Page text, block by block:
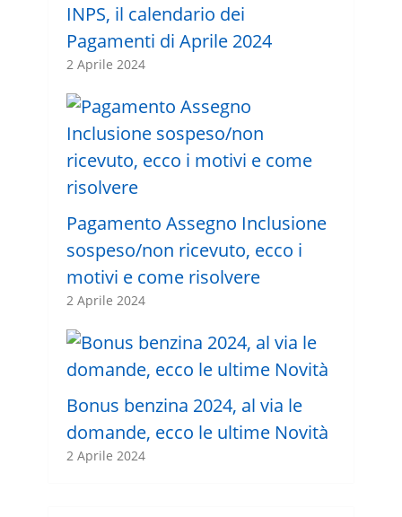
INPS, il calendario dei
Pagamenti di Aprile 2024
2 Aprile 2024
Pagamento Assegno Inclusione
sospeso/non ricevuto, ecco i
motivi e come risolvere
2 Aprile 2024
Bonus benzina 2024, al via le
domande, ecco le ultime Novità
2 Aprile 2024